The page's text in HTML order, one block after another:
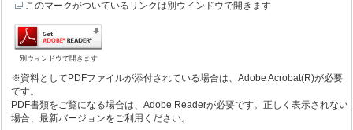
このマークがついているリンクは別ウインドウで開きます
別ウィンドウで開きます
※資料としてPDFファイルが添付されている場合は、Adobe Acrobat(R)が必要
です。
PDF書類をご覧になる場合は、Adobe Readerが必要です。正しく表示されない
場合、最新バージョンをご利用ください。